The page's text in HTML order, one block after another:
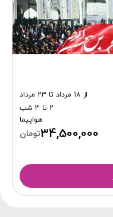
از 18 مرداد تا 23 مرداد
2 تا 3 شب
هواپیما
34,500,000تومان